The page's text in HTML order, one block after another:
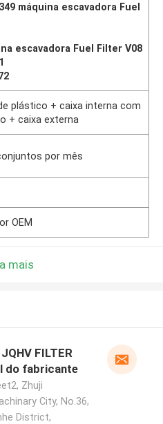
máquina escavadora Fuel
escavadora Fuel Filter V08
plástico + caixa interna com
+ caixa externa
por mês
OEM
mais
FILTER
do fabricante
Zhuji
City, No.36,
District,